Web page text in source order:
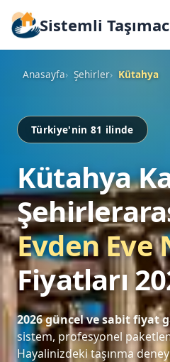
Sistemli
Anasayfa Şehirler Kütahya
Türkiye'nin 81 ilinde
Kütahya
Evden
Fiyatları
2026 güncel ve sabit fiyat
sistem, profesyonel
Hayalinizdeki taşınma